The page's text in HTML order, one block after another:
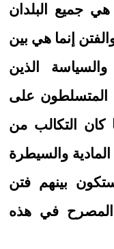
هي جميع البلدان
إنما هي بين
الذين
المتسلطون على
كان التكالب من
والسيطرة
بينهم فتن
في هذه